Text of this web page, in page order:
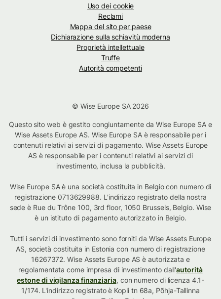
Uso dei cookie
Reclami
Mappa del sito per paese
Dichiarazione sulla schiavitù moderna
Proprietà intellettuale
Truffe
Autorità competenti
© Wise Europe SA 2026
Questo sito web è gestito congiuntamente da Wise Europe SA e
Wise Assets Europe AS. Wise Europe SA è responsabile per i
contenuti relativi ai servizi di pagamento. Wise Assets Europe
AS è responsabile per i contenuti relativi ai servizi di
investimento, inclusa la pubblicità.
Wise Europe SA è una società costituita in Belgio con numero di
registrazione 0713629988. L'indirizzo registrato della nostra
sede è Rue du Trône 100, 3rd floor, 1050 Brussels, Belgio. Wise
è un istituto di pagamento autorizzato in Belgio.
Tutti i servizi di investimento sono forniti da Wise Assets Europe
AS, società costituita in Estonia con numero di registrazione
16267372. Wise Assets Europe AS è autorizzata e
regolamentata come impresa di investimento dall'autorità
estone di vigilanza finanziaria, con numero di licenza 4.1-
1/174. L'indirizzo registrato è Kopli tn 68a, Põhja-Tallinna